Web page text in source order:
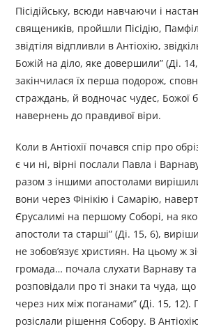
Пісідійську, всюди навчаючи і
священиків, пройшли Пісідію,
звідтіля відпливли в Антіохію,
Божій на діло, яке довершили” (Ді.
закінчилася їх перша подорож,
страждань, й водночас чудес, Божої
навернень до правдивої віри.
Коли в Антіохії почався спір про
є чи ні, вірні послали Павла і
разом з іншими апостолами
вони через Фінікію і Самарію,
Єрусалимі на першому Соборі, на
апостоли та старші” (Ді. 15, 6),
не зобов’язує християн. На цьому ж
громада… почала слухати Варнаву
розповідали про ті знаки та чуда,
через них між поганами” (Ді. 15, 12).
розіслали рішення Собору. В